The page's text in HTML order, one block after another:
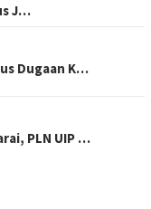
J…
Dugaan K…
PLN UIP …